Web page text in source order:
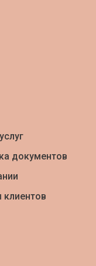
документов